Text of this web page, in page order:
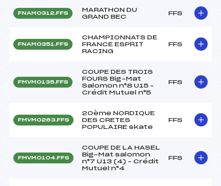
FNAM0312.FFS
MARATHON DU
GRAND BEC
FFS
FNAM0351.FFS
CHAMPIONNATS DE
FRANCE ESPRIT
RACING
FFS
FMVM0135.FFS
COUPE DES TROIS
FOURS Big-Mat
Salomon n°8 U15 –
Crédit Mutuel n°5
FFS
FMVM0263.FFS
20ème NORDIQUE
DES CRETES
POPULAIRE skate
FFS
FMVM0104.FFS
COUPE DE LA HASEL
Big-Mat salomon
n°7 U13 (4) – Crédit
Mutuel n°4
FFS